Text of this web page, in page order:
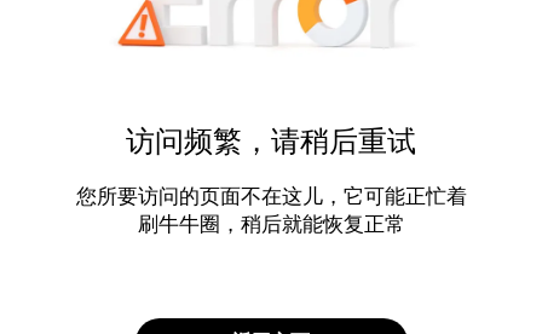
访问频繁，请稍后重试
您所要访问的页面不在这儿，它可能正忙着
刷牛牛圈，稍后就能恢复正常